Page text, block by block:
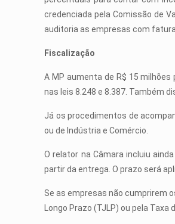
credenciada pela Comissão de
auditoria as empresas com
Fiscalização
A MP aumenta de R$ 15
nas leis 8.248 e 8.387. Também
Já os procedimentos de
ou de Indústria e Comércio.
O relator na Câmara incluiu
partir da entrega. O prazo será
Se as empresas não cumprirem
Longo Prazo (TJLP) ou pela